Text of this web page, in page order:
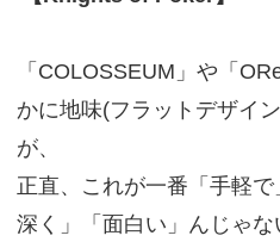
「COLOSSEUM」や「
かに地味(フラットデザイ
が、
正直、これが一番「手軽
深く」「面白い」んじゃ